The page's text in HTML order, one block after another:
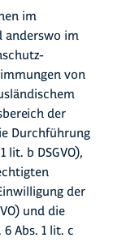
im
anderswo im
von
der
Durchführung
lit. b DSGVO),
der
und die
Abs. 1 lit. c